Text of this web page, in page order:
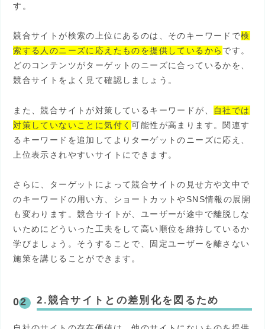
す。
競合サイトが検索の上位にあるのは、そのキーワードで検
索する人のニーズに応えたものを提供しているから です。
どのコンテンツがターゲットのニーズに合っているかを、
競合サイトをよく見て確認しましょう。
また、競合サイトが対策しているキーワードが、
自社では
対策していないことに気付く可能性が高まります。関連す
るキーワードを追加してよりターゲットのニーズに応え、
上位表示されやすいサイトにできます。
さらに、ターゲットによって競合サイトの見せ方や文中で
のキーワードの用い方、ショートカットやSNS情報の展開
も変わります。競合サイトが、ユーザーが途中で離脱しな
いためにどういった工夫をして高い順位を維持しているか
学びましょう。そうすることで、固定ユーザーを離さない
施策を講じることができます。
2.競合サイトとの差別化を図るため